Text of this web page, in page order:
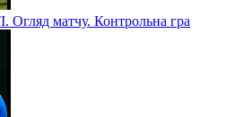
матчу. Контрольна гра